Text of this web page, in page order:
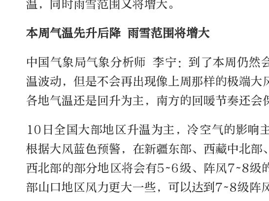
温，同时雨雪范围又将增大。
本周气温先升后降 雨雪范围将增大
中国气象局气象分析师 李宁：到了本周仍然
温波动，但是不会再出现像上周那样的极端大
各地气温还是回升为主，南方的回暖节奏还会
10日全国大部地区升温为主，冷空气的影响
根据大风蓝色预警，在新疆东部、西藏中北部
西北部的部分地区将会有5~6级、阵风7~8级
部山口地区风力更大一些，可以达到7~8级阵